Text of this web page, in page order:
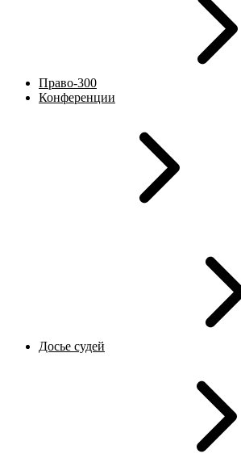
Право-300
Конференции
Досье судей